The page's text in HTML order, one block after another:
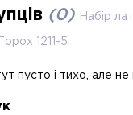
(0) Набір
1211-5
пусто і тихо, але не